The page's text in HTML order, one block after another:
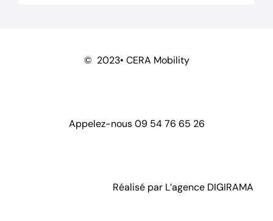
© 2023• CERA Mobility
Appelez-nous09 54 76 65 26
Réalisé par L’agence DIGIRAMA